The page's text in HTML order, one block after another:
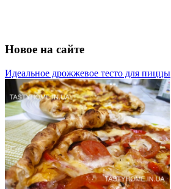
Новое на сайте
Идеальное дрожжевое тесто для пиццы